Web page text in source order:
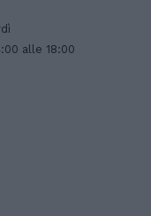
alle 18:00